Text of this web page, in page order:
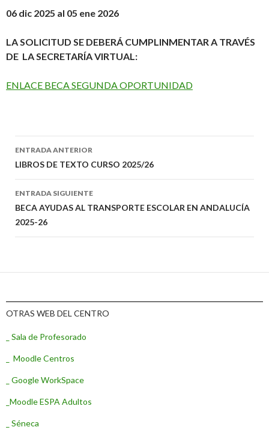
06 dic 2025 al 05 ene 2026
LA SOLICITUD SE DEBERÁ CUMPLINMENTAR A TRAVÉS
DE LA SECRETARÍA VIRTUAL:
ENLACE BECA SEGUNDA OPORTUNIDAD
Ir
a
la
entrada
ENTRADA ANTERIOR
LIBROS DE TEXTO CURSO 2025/26
ENTRADA SIGUIENTE
BECA AYUDAS AL TRANSPORTE ESCOLAR EN ANDALUCÍA
2025-26
OTRAS WEB DEL CENTRO
_ Sala de Profesorado
_ Moodle Centros
_ Google WorkSpace
_Moodle ESPA Adultos
_ Séneca